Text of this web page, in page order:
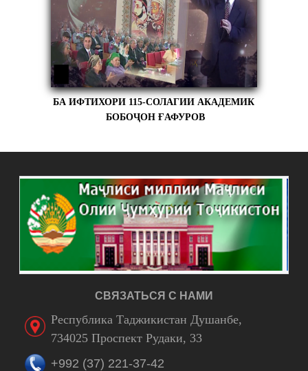
БА ИФТИХОРИ 115-СОЛАГИИ АКАДЕМИК
БОБОҶОН ҒАФУРОВ
СВЯЗАТЬСЯ С НАМИ
Республика Таджикистан Душанбе,
734025 Проспект Рудаки, 33
+992 (37) 221-37-42